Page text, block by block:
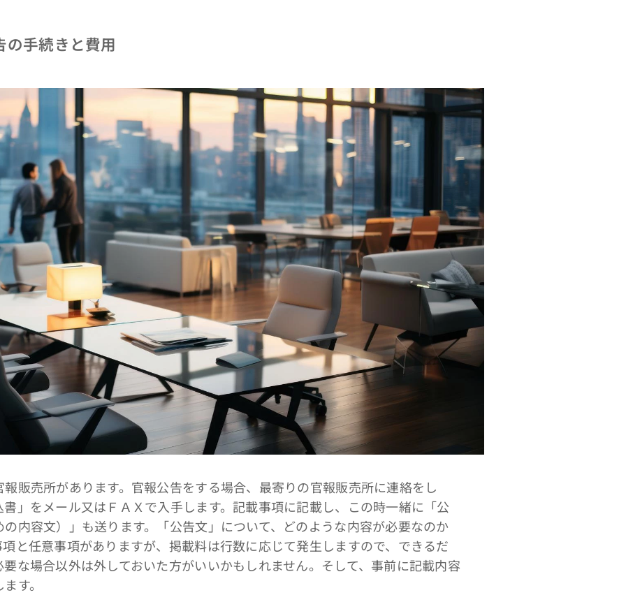
の手続きと費用
販売所があります。官報公告をする場合、最寄りの官報販売所に連絡をし
」をメール又はＦＡＸで入手します。記載事項に記載し、この時一緒に「公
内容文）」も送ります。「公告文」について、どのような内容が必要なのか
と任意事項がありますが、掲載料は行数に応じて発生しますので、できるだ
な場合以外は外しておいた方がいいかもしれません。そして、事前に記載内容
す。